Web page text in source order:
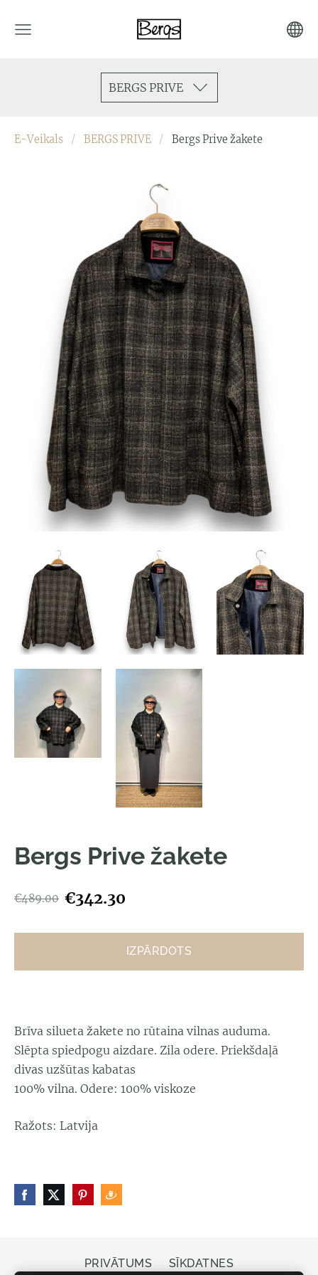
BERGS PRIVE
E-Veikals BERGS PRIVE Bergs Prive žakete
Bergs Prive žakete
€489.00 €342.30
IZPĀRDOTS
Brīva silueta žakete no rūtaina vilnas auduma.
Slēpta spiedpogu aizdare. Zila odere. Priekšdaļā
divas uzšūtas kabatas
100% vilna. Odere: 100% viskoze
Ražots: Latvija
PRIVĀTUMS SĪKDATNES